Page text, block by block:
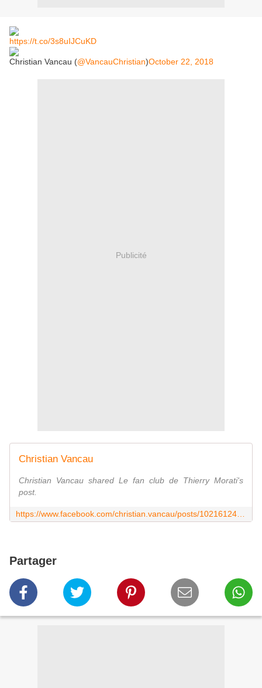
https://t.co/3s8uIJCuKD
Christian Vancau (@VancauChristian)October 22, 2018
Publicité
Christian Vancau
Christian Vancau shared Le fan club de Thierry Morati's
post.
Partager